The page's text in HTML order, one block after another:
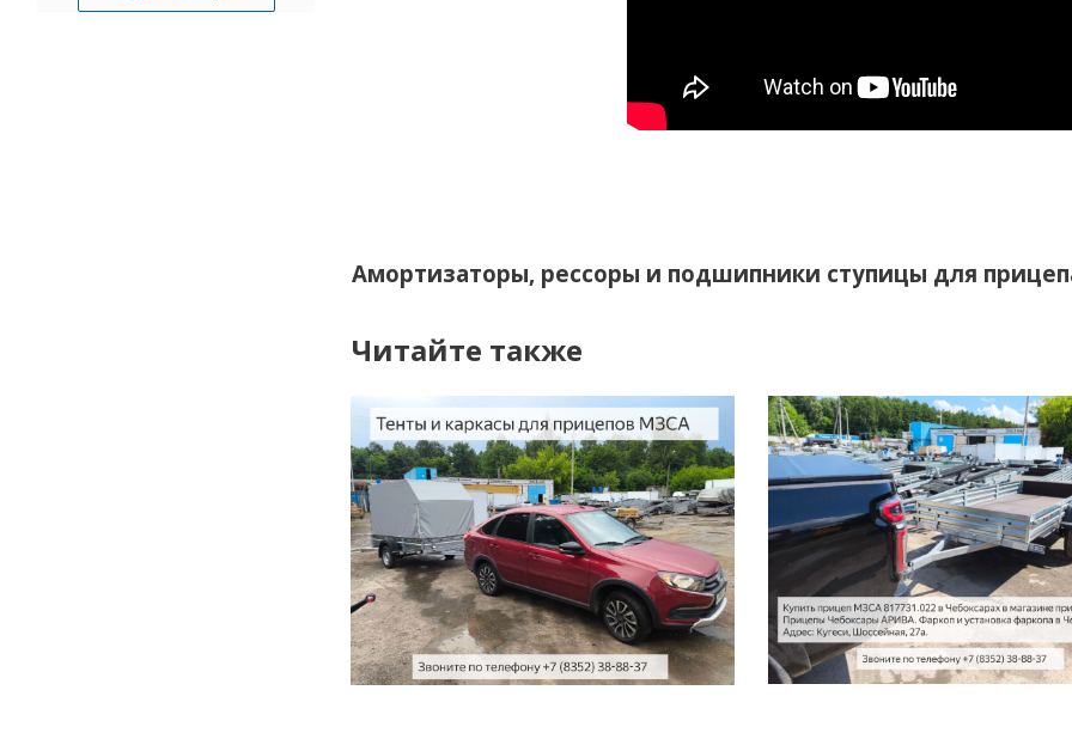
Амортизаторы, рессоры и подшипники ступицы для
Читайте также